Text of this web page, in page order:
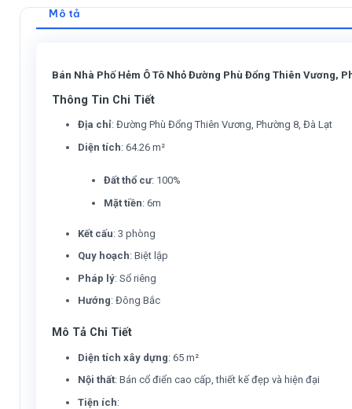
Mô tả
Bán Nhà Phố Hẻm Ô Tô Nhỏ Đường Phù Đổng Thiên Vương,
Thông Tin Chi Tiết
Địa chỉ: Đường Phù Đổng Thiên Vương, Phường 8, Đà Lạt
Diện tích: 64.26 m²
Đất thổ cư: 100%
Mặt tiền: 6m
Kết cấu: 3 phòng
Quy hoạch: Biệt lập
Pháp lý: Sổ riêng
Hướng: Đông Bắc
Mô Tả Chi Tiết
Diện tích xây dựng: 65 m²
Nội thất: Bán cổ điển cao cấp, thiết kế đẹp và hiện đại
Tiện ích: